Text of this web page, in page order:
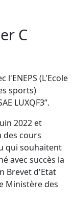
C
l'ENEPS (L'Ecole
sports)
LUXQF3”.
2022 et
des cours
qui souhaitent
avec succès la
Brevet d'Etat
Ministère des